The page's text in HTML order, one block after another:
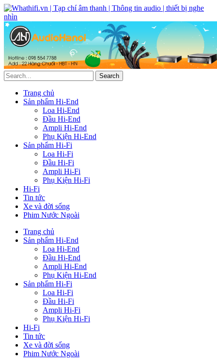
Trang chủ
Sản phẩm Hi-End
Loa Hi-End
Đầu Hi-End
Ampli Hi-End
Phụ Kiện Hi-End
Sản phẩm Hi-Fi
Loa Hi-Fi
Đầu Hi-Fi
Ampli Hi-Fi
Phụ Kiện Hi-Fi
Hi-Fi
Tin tức
Xe và đời sống
Phim Nước Ngoài
Trang chủ
Sản phẩm Hi-End
Loa Hi-End
Đầu Hi-End
Ampli Hi-End
Phụ Kiện Hi-End
Sản phẩm Hi-Fi
Loa Hi-Fi
Đầu Hi-Fi
Ampli Hi-Fi
Phụ Kiện Hi-Fi
Hi-Fi
Tin tức
Xe và đời sống
Phim Nước Ngoài